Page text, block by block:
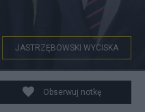
- Own
JASTRZĘBOWSKI WYCISKA
Obserwuj notkę